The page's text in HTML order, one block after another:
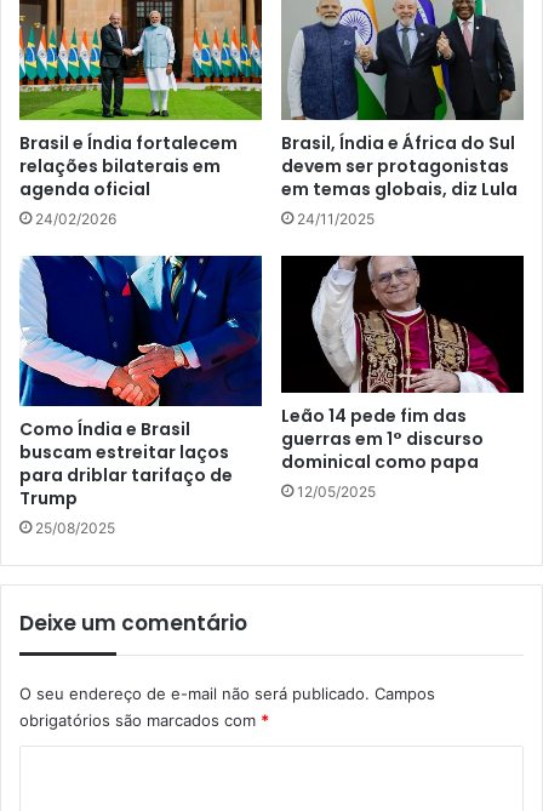
Brasil e Índia fortalecem
relações bilaterais em
agenda oficial
24/02/2026
Brasil, Índia e África do Sul
devem ser protagonistas
em temas globais, diz Lula
24/11/2025
Como Índia e Brasil
buscam estreitar laços
para driblar tarifaço de
Trump
25/08/2025
Leão 14 pede fim das
guerras em 1° discurso
dominical como papa
12/05/2025
Deixe um comentário
O seu endereço de e-mail não será publicado. Campos
obrigatórios são marcados com *